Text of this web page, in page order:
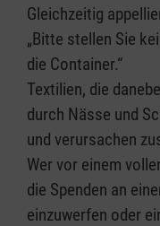
Gleichzeitig
„Bitte stellen Sie
die Container.“
Textilien, die
durch Nässe und
und verursachen
Wer vor einem
die Spenden an
einzuwerfen oder